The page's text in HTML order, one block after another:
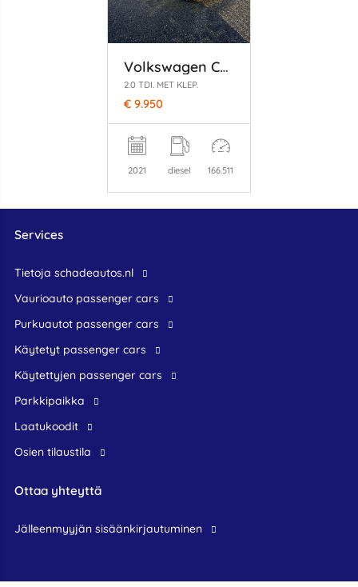
Volkswagen Caddy
2.0 TDI. MET KLEP.
€ 9.950
2021 diesel 166.511
Services
Tietoja schadeautos.nl
Vaurioauto passenger cars
Purkuautot passenger cars
Käytetyt passenger cars
Käytettyjen passenger cars
Parkkipaikka
Laatukoodit
Osien tilaustila
Ottaa yhteyttä
jälleenmyyjän sisäänkirjautuminen